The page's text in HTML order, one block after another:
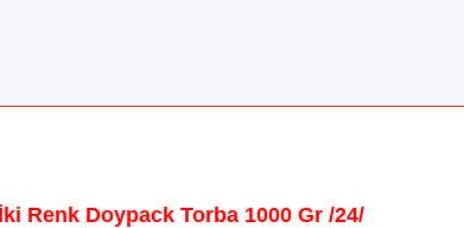
Renk Doypack Torba 1000 Gr /24/